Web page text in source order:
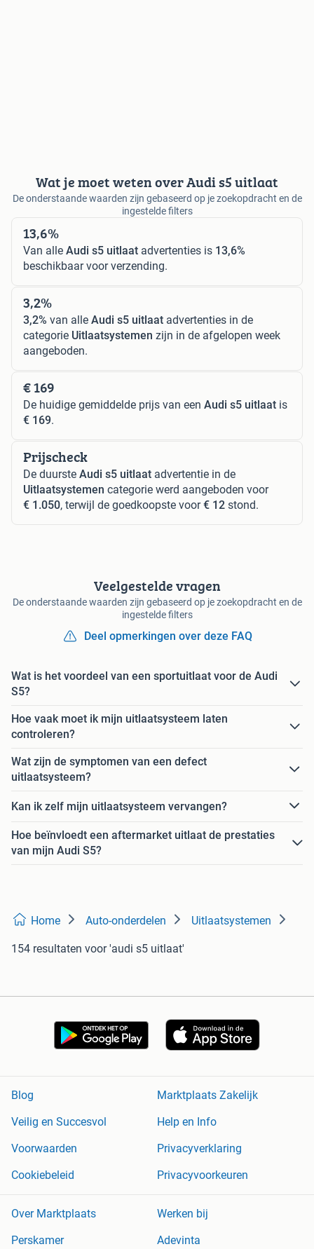
Wat je moet weten over Audi s5 uitlaat
De onderstaande waarden zijn gebaseerd op je zoekopdracht en de
ingestelde filters
13,6%
Van alle Audi s5 uitlaat advertenties is 13,6%
beschikbaar voor verzending.
3,2%
3,2% van alle Audi s5 uitlaat advertenties in de
categorie Uitlaatsystemen zijn in de afgelopen week
aangeboden.
€ 169
De huidige gemiddelde prijs van een Audi s5 uitlaat is
€ 169.
Prijscheck
De duurste Audi s5 uitlaat advertentie in de
Uitlaatsystemen categorie werd aangeboden voor
€ 1.050, terwijl de goedkoopste voor€ 12 stond.
Veelgestelde vragen
De onderstaande waarden zijn gebaseerd op je zoekopdracht en de
ingestelde filters
Deel opmerkingen over deze FAQ
Wat is het voordeel van een sportuitlaat voor de Audi
S5?
Hoe vaak moet ik mijn uitlaatsysteem laten
controleren?
Wat zijn de symptomen van een defect
uitlaatsysteem?
Kan ik zelf mijn uitlaatsysteem vervangen?
Hoe beïnvloedt een aftermarket uitlaat de prestaties
van mijn Audi S5?
Home Auto-onderdelen Uitlaatsystemen
154 resultaten voor 'audi s5 uitlaat'
Blog
Marktplaats Zakelijk
Veilig en Succesvol
Help en Info
Voorwaarden
Privacyverklaring
Cookiebeleid
Privacyvoorkeuren
Over Marktplaats
Werken bij
Perskamer
Adevinta